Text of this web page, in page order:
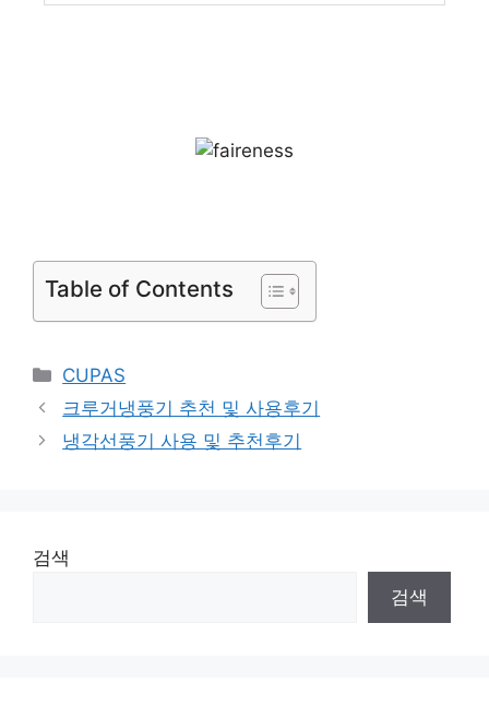
Table of Contents
Categories
CUPAS
크루거냉풍기 추천 및 사용후기
냉각선풍기 사용 및 추천후기
검색
검색